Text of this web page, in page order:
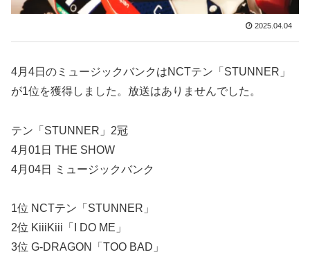
2025.04.04
4月4日のミュージックバンクはNCTテン「STUNNER」
が1位を獲得しました。放送はありませんでした。
テン「STUNNER」2冠
4月01日 THE SHOW
4月04日 ミュージックバンク
1位 NCTテン「STUNNER」
2位 KiiiKiii「I DO ME」
3位 G-DRAGON「TOO BAD」